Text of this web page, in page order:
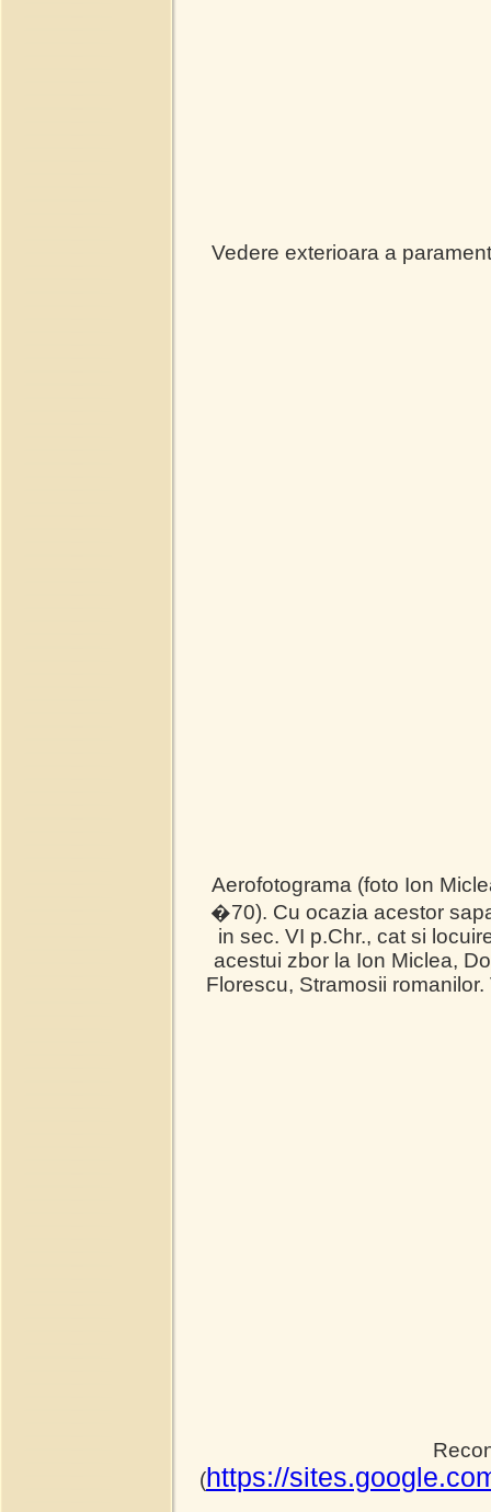
Vedere exterioara a
Aerofotograma (foto Ion
�70). Cu ocazia acestor
in sec. VI p.Chr., cat si
acestui zbor la Ion Miclea,
Florescu, Stramosii
(https://